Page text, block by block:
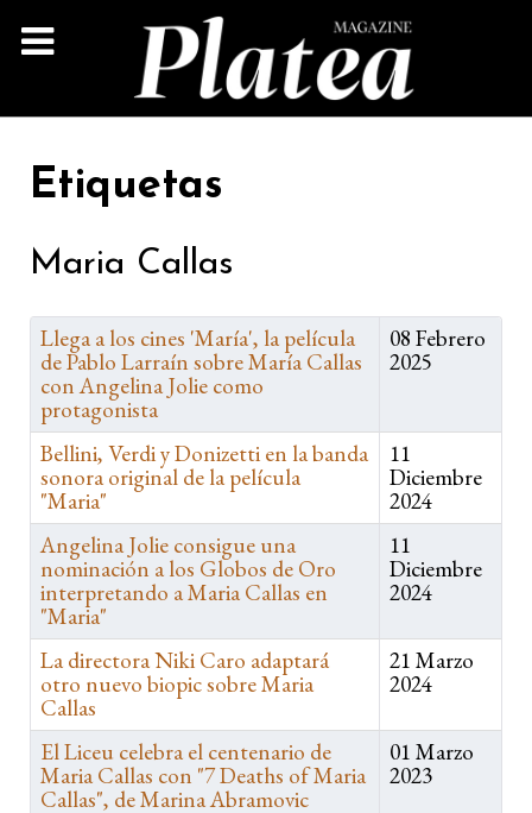
Etiquetas
Maria Callas
Llega a los cines 'María', la película
de Pablo Larraín sobre María Callas
con Angelina Jolie como
protagonista
08 Febrero
2025
Bellini, Verdi y Donizetti en la banda
sonora original de la película
"Maria"
11
Diciembre
2024
Angelina Jolie consigue una
nominación a los Globos de Oro
interpretando a Maria Callas en
"Maria"
11
Diciembre
2024
La directora Niki Caro adaptará
otro nuevo biopic sobre Maria
Callas
21 Marzo
2024
El Liceu celebra el centenario de
Maria Callas con "7 Deaths of Maria
Callas", de Marina Abramovic
01 Marzo
2023